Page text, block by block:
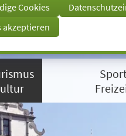
Cookies
akzeptieren